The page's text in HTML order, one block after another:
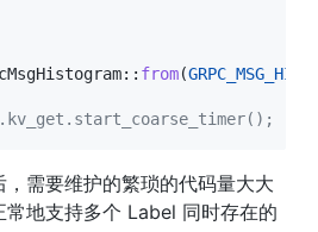
:: from(
需要维护的繁琐的代码量大大
地支持多个 Label 同时存在的